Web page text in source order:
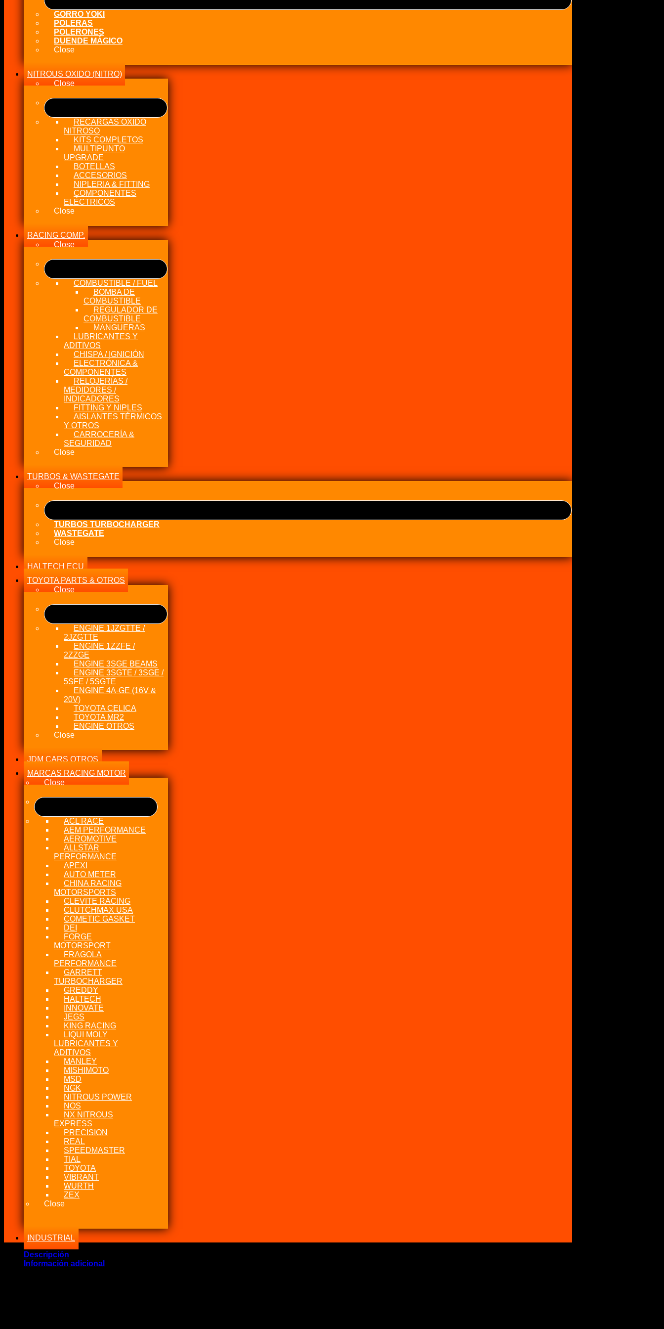
GORRO YOKI
POLERAS
POLERONES
DUENDE MÁGICO
Close
NITROUS OXIDO (NITRO)
Close
RECARGAS OXIDO
NITROSO
KITS COMPLETOS
MULTIPUNTO
UPGRADE
BOTELLAS
ACCESORIOS
NIPLERIA & FITTING
COMPONENTES
ELÉCTRICOS
Close
RACING COMP.
Close
COMBUSTIBLE / FUEL
BOMBA DE
COMBUSTIBLE
REGULADOR DE
COMBUSTIBLE
MANGUERAS
LUBRICANTES Y
ADITIVOS
CHISPA / IGNICIÓN
ELECTRÓNICA &
COMPONENTES
RELOJERÍAS /
MEDIDORES /
INDICADORES
FITTING Y NIPLES
AISLANTES TÉRMICOS
Y OTROS
CARROCERÍA &
SEGURIDAD
Close
TURBOS & WASTEGATE
Close
TURBOS TURBOCHARGER
WASTEGATE
Close
HALTECH ECU
TOYOTA PARTS & OTROS
Close
ENGINE 1JZGTTE /
2JZGTTE
ENGINE 1ZZFE /
2ZZGE
ENGINE 3SGE BEAMS
ENGINE 3SGTE / 3SGE /
5SFE / 5SGTE
ENGINE 4A-GE (16V &
20V)
TOYOTA CELICA
TOYOTA MR2
ENGINE OTROS
Close
JDM CARS OTROS
MARCAS RACING MOTOR
Close
ACL RACE
AEM PERFORMANCE
AEROMOTIVE
ALLSTAR
PERFORMANCE
APEXI
AUTO METER
CHINA RACING
MOTORSPORTS
CLEVITE RACING
CLUTCHMAX USA
COMETIC GASKET
DEI
FORGE
MOTORSPORT
FRAGOLA
PERFORMANCE
GARRETT
TURBOCHARGER
GREDDY
HALTECH
INNOVATE
JEGS
KING RACING
LIQUI MOLY
LUBRICANTES Y
ADITIVOS
MANLEY
MISHIMOTO
MSD
NGK
NITROUS POWER
NOS
NX NITROUS
EXPRESS
PRECISION
REAL
SPEEDMASTER
TIAL
TOYOTA
VIBRANT
WURTH
ZEX
Close
INDUSTRIAL
Descripción
Información adicional